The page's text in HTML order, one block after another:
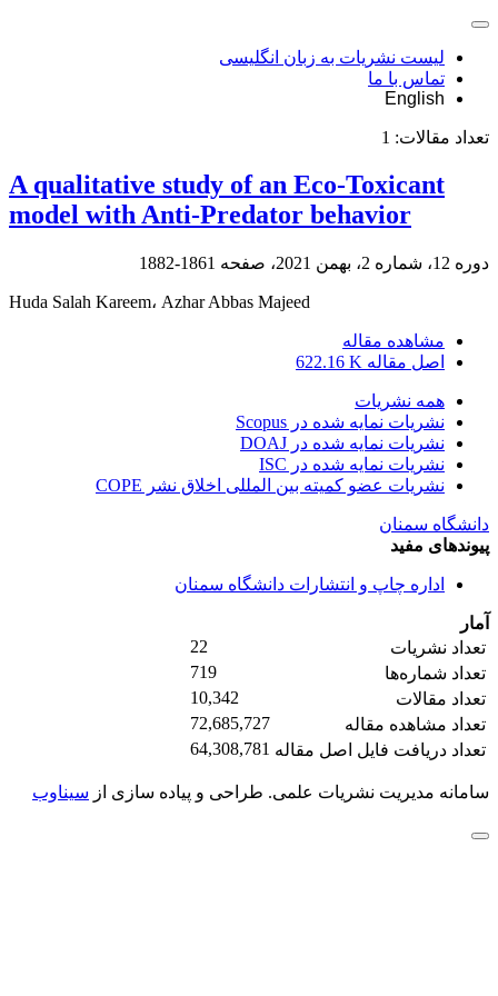
لیست نشریات به زبان انگلیسی
تماس با ما
English
تعداد مقالات: 1
A qualitative study of an Eco-Toxicant
model with Anti-Predator behavior
دوره 12، شماره 2، بهمن 2021، صفحه 1861-1882
Huda Salah Kareem، Azhar Abbas Majeed
مشاهده مقاله
اصل مقاله 622.16 K
همه نشریات
نشریات نمایه شده در Scopus
نشریات نمایه شده در DOAJ
نشریات نمایه شده در ISC
نشریات عضو کمیته بین المللی اخلاق نشر COPE
دانشگاه سمنان
پیوندهای مفید
اداره چاپ و انتشارات دانشگاه سمنان
آمار
تعداد نشریات
22
تعداد شماره‌ها
719
تعداد مقالات
10,342
تعداد مشاهده مقاله
72,685,727
تعداد دریافت فایل اصل مقاله 64,308,781
سامانه مدیریت نشریات علمی. طراحی و پیاده سازی از سیناوب